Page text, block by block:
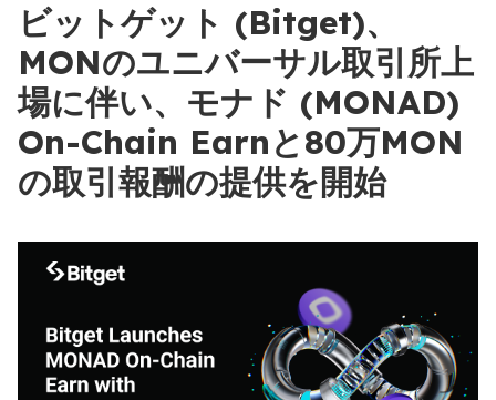
ビットゲット (Bitget)、
MONのユニバーサル取引所上
場に伴い、モナド (MONAD)
On-Chain Earnと80万MON
の取引報酬の提供を開始